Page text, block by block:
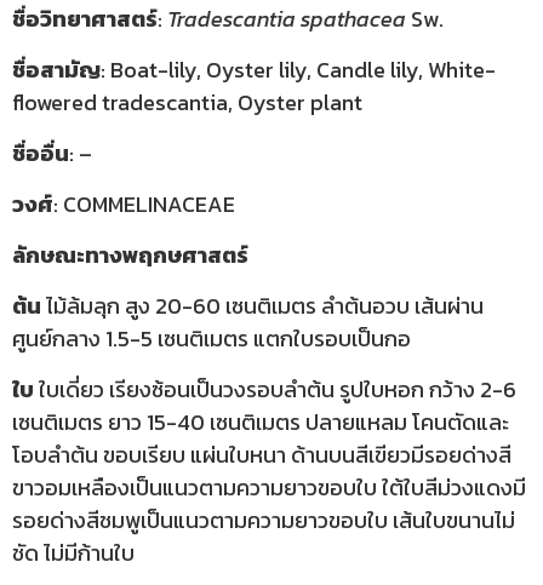
ชื่อวิทยาศาสตร์: Tradescantia spathacea Sw.
ชื่อสามัญ: Boat-lily, Oyster lily, Candle lily, White-
flowered tradescantia, Oyster plant
ชื่ออื่น: –
วงศ์: COMMELINACEAE
ลักษณะทางพฤกษศาสตร์
ต้นไม้ล้มลุก สูง 20-60 เซนติเมตร ลำต้นอวบ เส้นผ่าน
ศูนย์กลาง 1.5-5 เซนติเมตร แตกใบรอบเป็นกอ
ใบใบเดี่ยว เรียงซ้อนเป็นวงรอบลำต้น รูปใบหอก กว้าง 2-6
เซนติเมตร ยาว 15-40 เซนติเมตร ปลายแหลม โคนตัดและ
โอบลำต้น ขอบเรียบ แผ่นใบหนา ด้านบนสีเขียวมีรอยด่างสี
ขาวอมเหลืองเป็นแนวตามความยาวขอบใบ ใต้ใบสีม่วงแดงมี
รอยด่างสีชมพูเป็นแนวตามความยาวขอบใบ เส้นใบขนานไม่
ชัด ไม่มีก้านใบ